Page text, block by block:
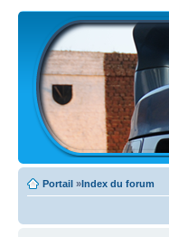
Portail »Index du forum